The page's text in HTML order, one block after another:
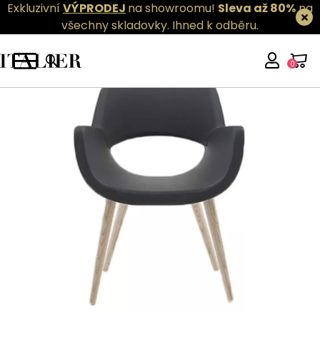
ExkluzivníVÝPRODEJ na showroomu! Sleva až 80%na
všechny skladovky. Ihned k odběru.
0